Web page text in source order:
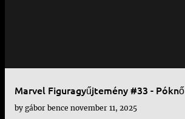
Marvel Figuragyűjtemény #33 - Póknő
by gábor bence november 11, 2025